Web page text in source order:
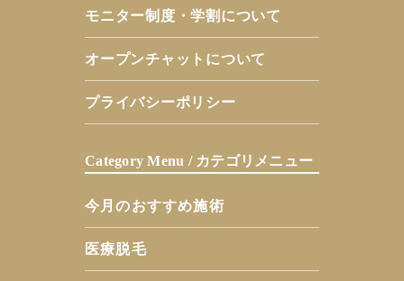
モニター制度・学割について
オープンチャットについて
プライバシーポリシー
Category Menu / カテゴリメニュー
今月のおすすめ施術
医療脱毛